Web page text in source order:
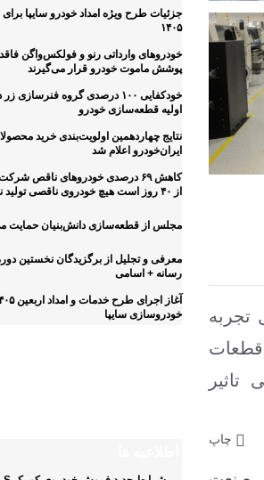
تولیدی کروز با بیش از ۴۰ سال تجربه
قطعات
تاثیر
چاپ
جزئیات طرح ویژه امداد خودرو سایپا برای
۱۴۰۵
خودروهای وارداتی رنو و فولکس‌واگن
پوشش ماموت خودرو قرار می‌گیرند
خودکفایی ۱۰۰ درصدی گروه فنرسازی
اولیه قطعه‌سازی خودرو
نتایج چهاردهمین اولویت‌بندی خرید
ایران‌خودرو اعلام شد
کاهش ۶۹ درصدی خودروهای ناقص
از ۴۰ روز است هیچ خودروی ناقصی تولید نمی‌شود
مجلس از قطعه‌سازی دانش‌بنیان حمایت
معرفی و تجلیل از برگزیدگان نخستین
رسانه + اسامی
خودروسازی سایپا